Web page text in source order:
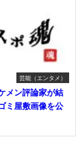
芸能（エンタメ）
メン評論家が結
ミ屋敷画像を公